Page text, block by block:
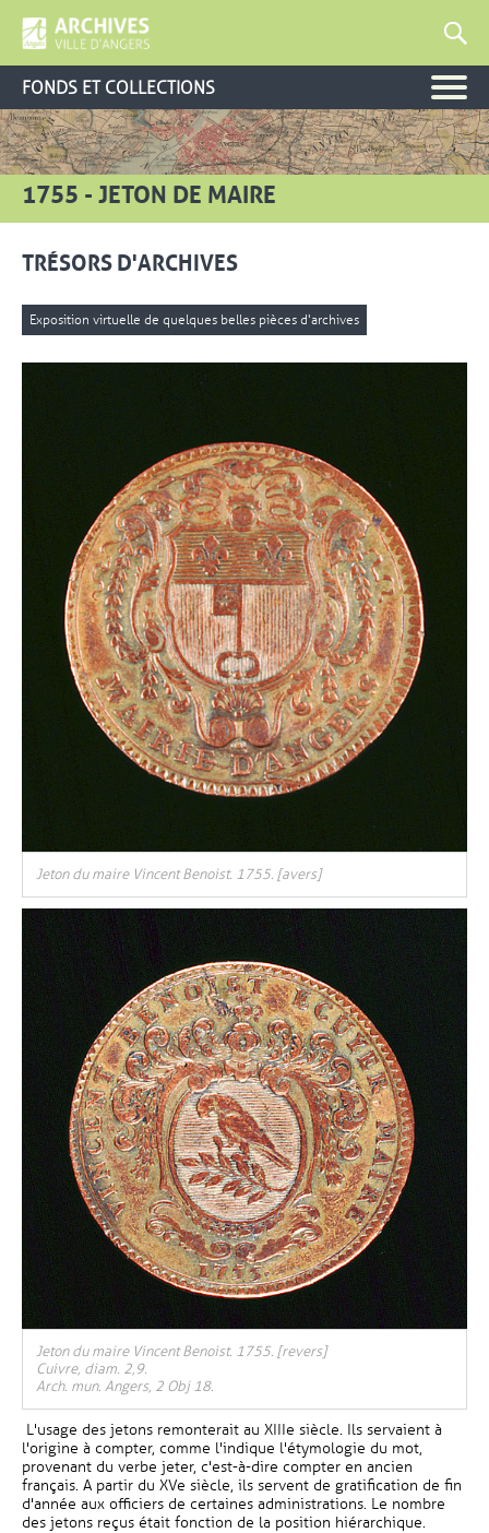
FONDS ET COLLECTIONS
1755 - JETON DE MAIRE
TRÉSORS D'ARCHIVES
Exposition virtuelle de quelques belles pièces d'archives
Jeton du maire Vincent Benoist. 1755. [avers]
Jeton du maire Vincent Benoist. 1755. [revers]
Cuivre, diam. 2,9.
Arch. mun. Angers, 2 Obj 18.
L'usage des jetons remonterait au XIIIe siècle. Ils servaient à
l'origine à compter, comme l'indique l'étymologie du mot,
provenant du verbe jeter, c'est-à-dire compter en ancien
français. A partir du XVe siècle, ils servent de gratification de fin
d'année aux officiers de certaines administrations. Le nombre
des jetons reçus était fonction de la position hiérarchique.